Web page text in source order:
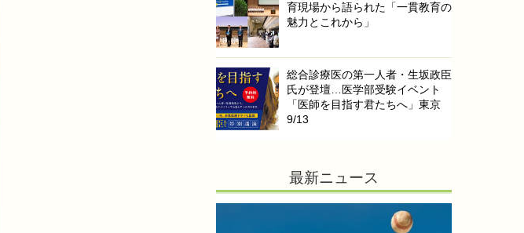
育現場から語られた「一貫教育の
魅力とこれから」
総合診療医の第一人者・生坂政臣
氏が登壇…医学部受験イベント
「医師を目指す君たちへ」東京
9/13
最新ニュース